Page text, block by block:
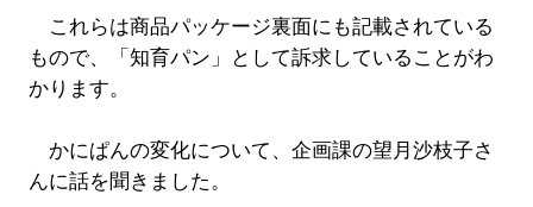
これらは商品パッケージ裏面にも記載されている
もので、「知育パン」として訴求していることがわ
かります。
かにぱんの変化について、企画課の望月沙枝子さ
んに話を聞きました。